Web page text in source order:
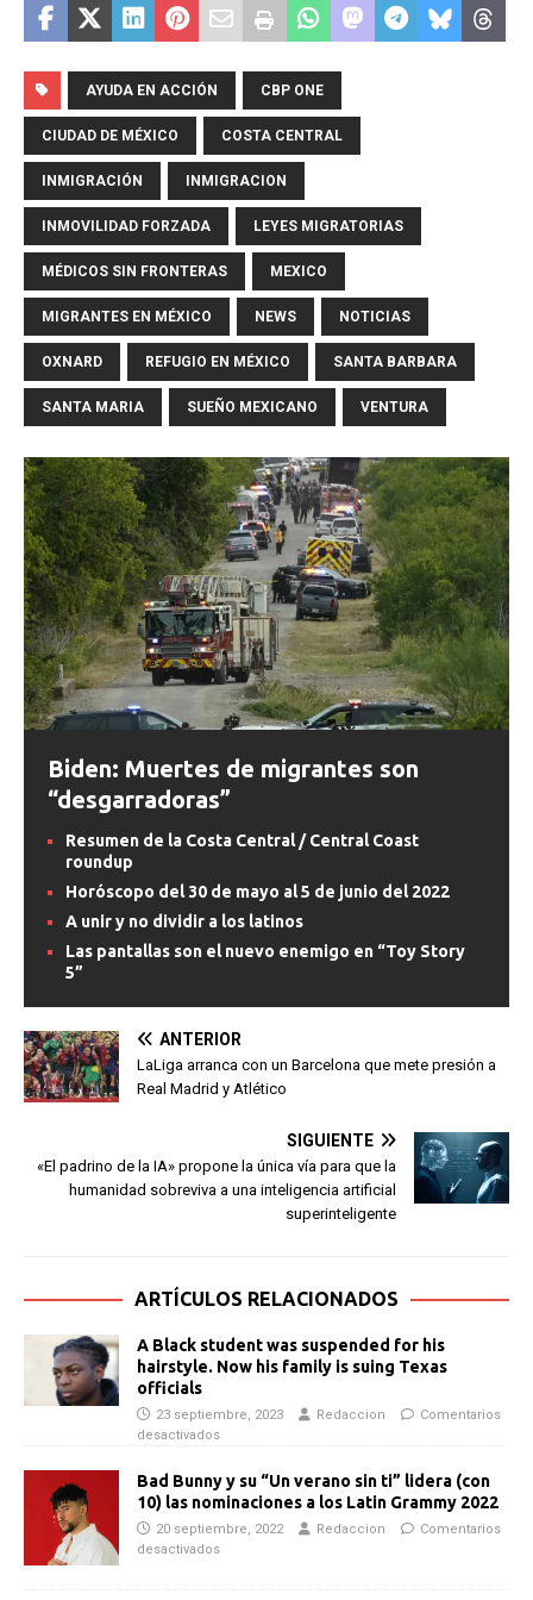
AYUDA EN ACCIÓN CBP ONE
CIUDAD DE MÉXICO COSTA CENTRAL
INMIGRACIÓN INMIGRACION
INMOVILIDAD FORZADA LEYES MIGRATORIAS
MÉDICOS SIN FRONTERAS MEXICO
MIGRANTES EN MÉXICO NEWS NOTICIAS
OXNARD REFUGIO EN MÉXICO SANTA BARBARA
SANTA MARIA SUEÑO MEXICANO VENTURA
Biden: Muertes de migrantes son
“desgarradoras”
Resumen de la Costa Central / Central Coast
roundup
Horóscopo del 30 de mayo al 5 de junio del 2022
A unir y no dividir a los latinos
Las pantallas son el nuevo enemigo en “Toy Story
5”
ANTERIOR
LaLiga arranca con un Barcelona que mete presión a
Real Madrid y Atlético
SIGUIENTE
«El padrino de la IA» propone la única vía para que la
humanidad sobreviva a una inteligencia artificial
superinteligente
ARTÍCULOS RELACIONADOS
A Black student was suspended for his
hairstyle. Now his family is suing Texas
officials
23 septiembre, 2023 Redaccion
Comentarios
desactivados
Bad Bunny y su “Un verano sin ti” lidera (con
10) las nominaciones a los Latin Grammy 2022
20 septiembre, 2022 Redaccion
Comentarios
desactivados